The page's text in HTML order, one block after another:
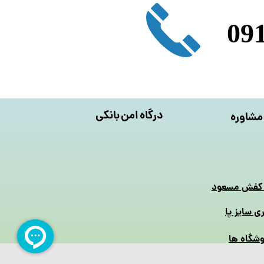
کفش مسعود
سایز پا
ها
درگاه امن بانکی